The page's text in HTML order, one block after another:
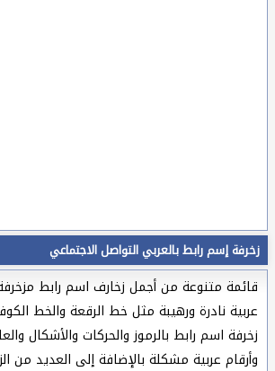
زخرفة إسم رابط بالعربي التواصل الاجتماعي
قائمة متنوعة من أجمل زخارف اسم رابط
عربية نادرة ورهيبة مثل خط الرقعة والخط
زخرفة اسم رابط بالرموز والحركات والأشكال
وأرقام عربية مشكلة بالإضافة إلى العديد من